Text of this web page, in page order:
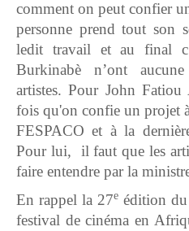
comment on peut confier
personne prend tout son
ledit travail et au final
Burkinabè n’ont
artistes. Pour John
fois qu'on confie un projet
FESPACO et à la
Pour lui, il faut que les
faire entendre par la
En rappel la 27e édition
festival de cinéma en